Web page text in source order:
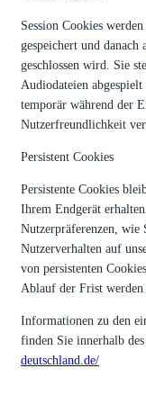
Session Cookies
gespeichert und
geschlossen wird. Sie
Audiodateien
temporär während der
Nutzerfreundlichkeit
Persistent Cookies
Persistente Cookies
Ihrem Endgerät
Nutzerpräferenzen, wie
Nutzerverhalten auf
von persistenten
Ablauf der Frist werden
Informationen zu den
finden Sie innerhalb
deutschland.de/